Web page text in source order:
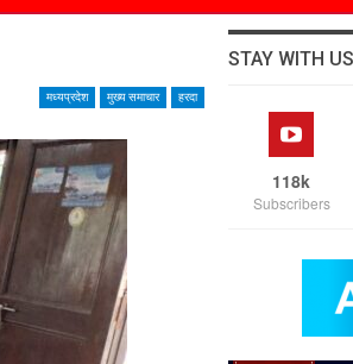
मध्यप्रदेश मुख्य समाचार हरदा
STAY WITH US
118k
Subscribers